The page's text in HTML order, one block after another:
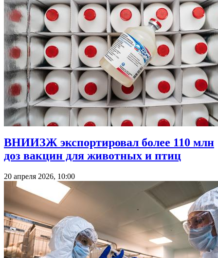
ВНИИЗЖ экспортировал более 110 млн
доз вакцин для животных и птиц
20 апреля 2026, 10:00